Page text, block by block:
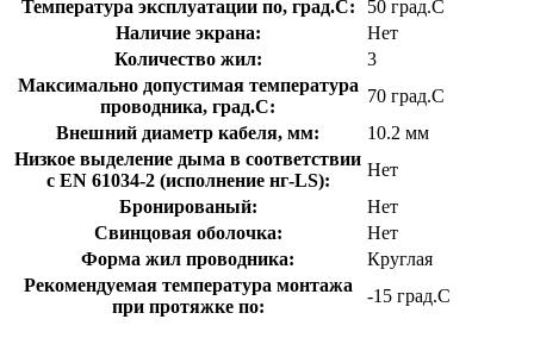
Температура эксплуатации по, град.C:
50 град.C
Наличие экрана:
Нет
Количество жил:
3
Максимально допустимая температура
проводника, град.C:
70 град.C
Внешний диаметр кабеля, мм:
10.2 мм
Низкое выделение дыма в соответствии
с EN 61034-2 (исполнение нг-LS):
Нет
Бронированый:
Нет
Свинцовая оболочка:
Нет
Форма жил проводника:
Круглая
Рекомендуемая температура монтажа
при протяжке по:
-15 град.C